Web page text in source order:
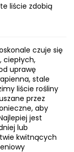
liście zdobią
czuje się
ciepłych,
uprawę
stale
liście rośliny
przez
aby
jest
lub
kwitnących